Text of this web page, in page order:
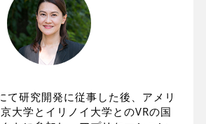
て研究開発に従事した後、アメリ
大学とイリノイ大学とのVRの国